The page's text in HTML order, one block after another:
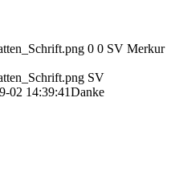
0 0 SV Merkur
SV
02 14:39:41Danke